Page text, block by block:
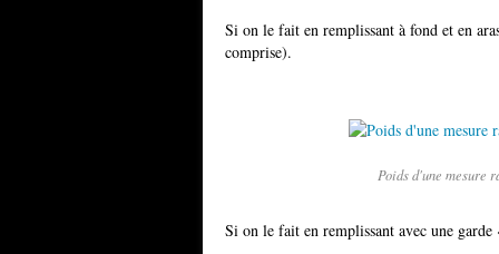
Si on le fait en remplissant à fond et en
comprise).
Poids d'une mesure
Si on le fait en remplissant avec une